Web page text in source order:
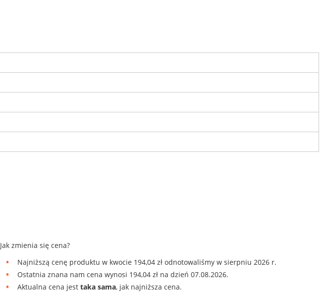
Jak zmienia się cena?
Najniższą cenę produktu w kwocie 194,04 zł odnotowaliśmy w sierpniu 2026 r.
Ostatnia znana nam cena wynosi 194,04 zł na dzień 07.08.2026.
Aktualna cena jesttaka sama, jak najniższa cena.